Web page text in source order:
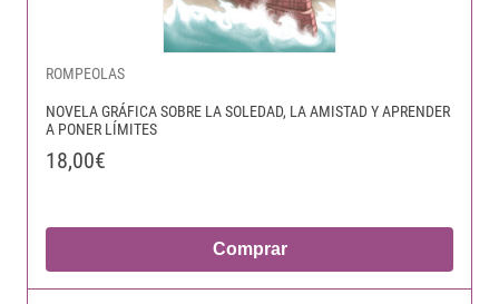
ROMPEOLAS
NOVELA GRÁFICA SOBRE LA SOLEDAD, LA AMISTAD Y APRENDER
A PONER LÍMITES
18,00€
Comprar